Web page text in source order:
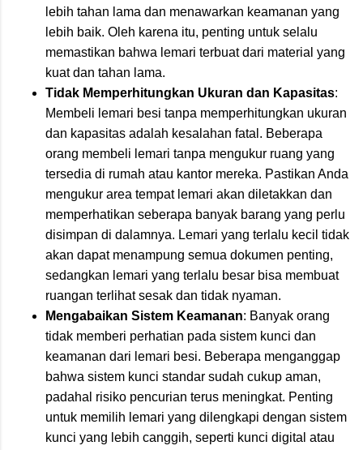
lebih tahan lama dan menawarkan keamanan yang
lebih baik. Oleh karena itu, penting untuk selalu
memastikan bahwa lemari terbuat dari material yang
kuat dan tahan lama.
Tidak Memperhitungkan Ukuran dan Kapasitas:
Membeli lemari besi tanpa memperhitungkan ukuran
dan kapasitas adalah kesalahan fatal. Beberapa
orang membeli lemari tanpa mengukur ruang yang
tersedia di rumah atau kantor mereka. Pastikan Anda
mengukur area tempat lemari akan diletakkan dan
memperhatikan seberapa banyak barang yang perlu
disimpan di dalamnya. Lemari yang terlalu kecil tidak
akan dapat menampung semua dokumen penting,
sedangkan lemari yang terlalu besar bisa membuat
ruangan terlihat sesak dan tidak nyaman.
Mengabaikan Sistem Keamanan: Banyak orang
tidak memberi perhatian pada sistem kunci dan
keamanan dari lemari besi. Beberapa menganggap
bahwa sistem kunci standar sudah cukup aman,
padahal risiko pencurian terus meningkat. Penting
untuk memilih lemari yang dilengkapi dengan sistem
kunci yang lebih canggih, seperti kunci digital atau